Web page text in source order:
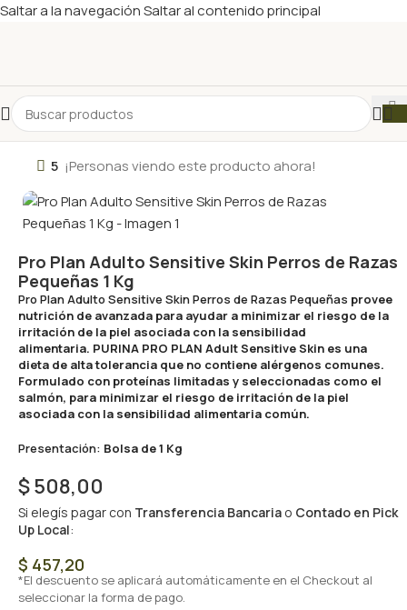
Saltar a la navegaciónSaltar al contenido principal
5 ¡Personas viendo este producto ahora!
Pro Plan Adulto Sensitive Skin Perros de Razas
Pequeñas 1 Kg
Pro Plan Adulto Sensitive Skin Perros de Razas Pequeñas provee
nutrición de avanzada para ayudar a minimizar el riesgo de la
irritación de la piel asociada con la sensibilidad
alimentaria. PURINA PRO PLAN Adult Sensitive Skin es una
dieta de alta tolerancia que no contiene alérgenos comunes.
Formulado con proteínas limitadas y seleccionadas como el
salmón, para minimizar el riesgo de irritación de la piel
asociada con la sensibilidad alimentaria común.
Presentación: Bolsa de 1 Kg
$508,00
Si elegís pagar con Transferencia Bancaria o Contado en Pick
Up Local:
$ 457,20
*El descuento se aplicará automáticamente en el Checkout al
seleccionar la forma de pago.